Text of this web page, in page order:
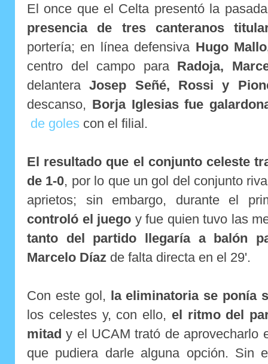
El once que el Celta presentó la
presencia de tres
canteranos
portería; en línea defensiva Hugo
centro del campo para Radoja,
delanteraJosep Señé, Rossi
y
descanso, Borja Iglesias fue
de goles con el filial.
El resultado que el conjunto celeste
de 1-0, por lo que un gol del conjunto
aprietos; sin embargo, durante el
controló el juego y fue quien tuvo las
tanto del partido llegaría a balón
Marcelo Díaz de falta directa en el 29'.
Con este gol, la eliminatoria se ponía
los celestes y, con ello, el ritmo del
mitad y el UCAM trató de aprovecharlo
que pudiera darle alguna opción. Sin